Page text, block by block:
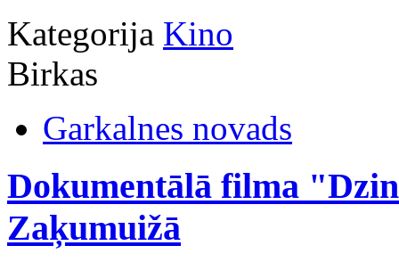
Kategorija Kino
Birkas
Garkalnes novads
Dokumentālā filma
Zaķumuižā